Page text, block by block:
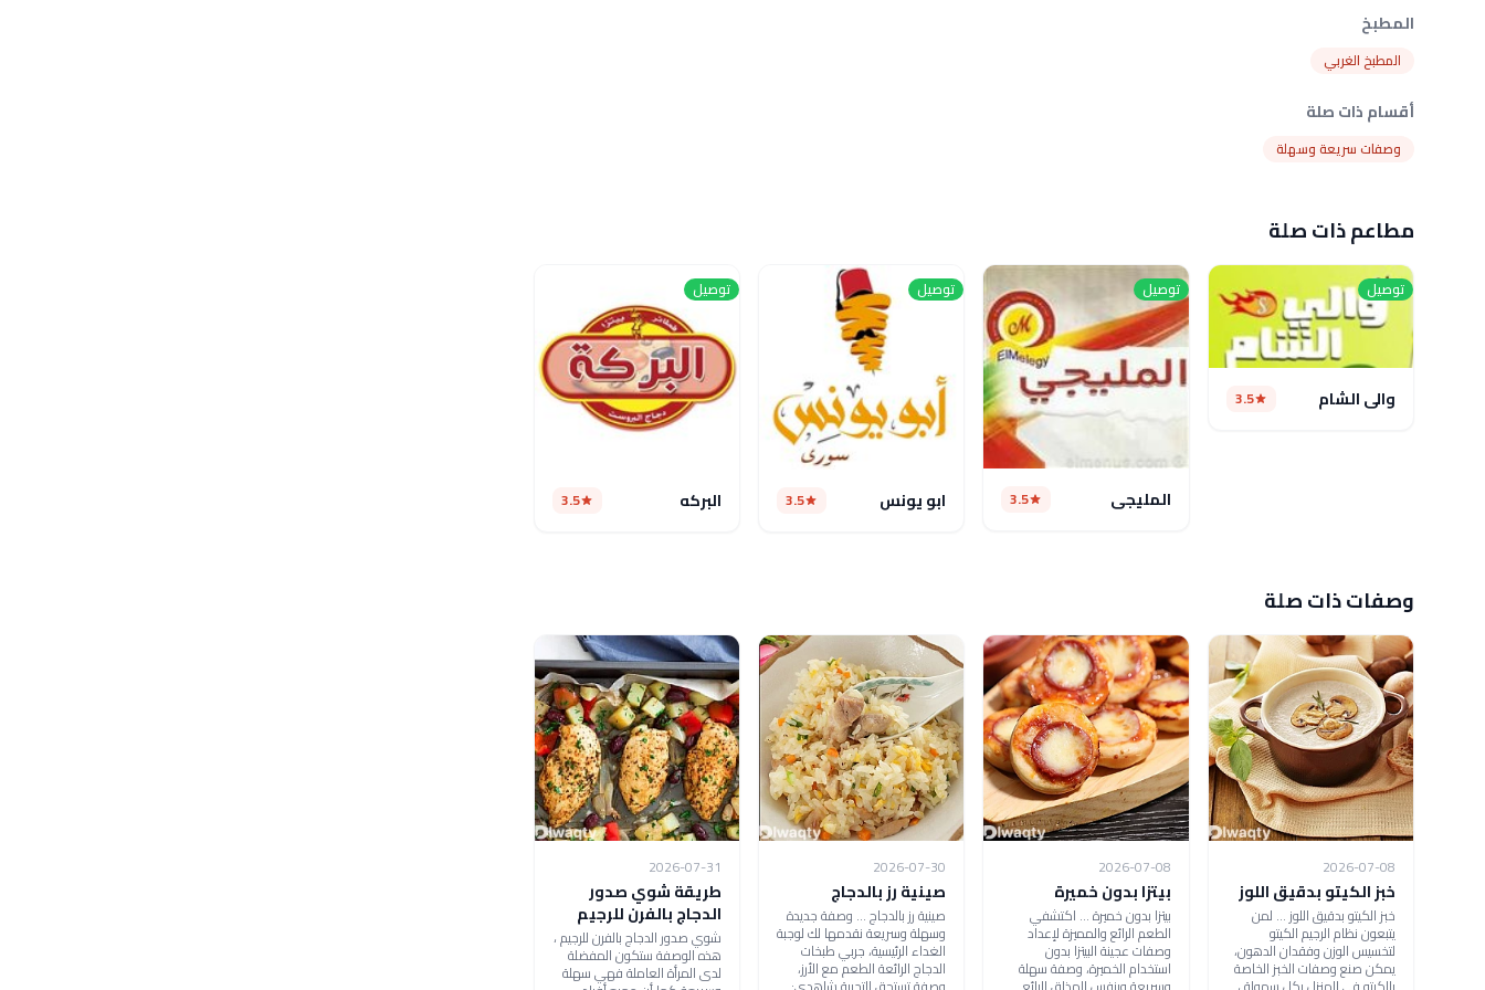
المطبخ
المطبخ الغربي
أقسام ذات صلة
وصفات سريعة وسهلة
مطاعم ذات صلة
توصيل
والي الشام 3.5
توصيل
المليجى 3.5
توصيل
ابو يونس 3.5
توصيل
البركه 3.5
وصفات ذات صلة
2026-07-08
خبز الكيتو بدقيق اللوز
خبز الكيتو بدقيق اللوز ... لمن
يتبعون نظام الرجيم الكيتو
لتخسيس الوزن وفقدان الدهون،
يمكن صنع وصفات الخبز الخاصة
2026-07-08
بيتزا بدون خميرة
بيتزا بدون خميرة ... اكتشفي
الطعم الرائع والمميزة لإعداد
وصفات عجينة البيتزا بدون
استخدام الخميرة، وصفة سهلة
2026-07-30
صينية رز بالدجاج
صينية رز بالدجاج ... وصفة جديدة
وسهلة وسريعة نقدمها لك لوجبة
الغداء الرئيسية، جربي طبخات
الدجاج الرائعة الطعم مع الأرز،
2026-07-31
طريقة شوي صدور
الدجاج بالفرن للرجيم
شوي صدور الدجاج بالفرن للرجيم ،
هذه الوصفة ستكون المفضلة
لدى المرأة العاملة فهي سهلة